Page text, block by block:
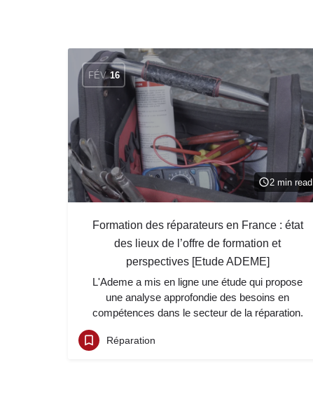
FÉV 16
2 min read
Formation des réparateurs en France : état
des lieux de l’offre de formation et
perspectives [Etude ADEME]
L'Ademe a mis en ligne une étude qui propose
une analyse approfondie des besoins en
compétences dans le secteur de la réparation.
Réparation